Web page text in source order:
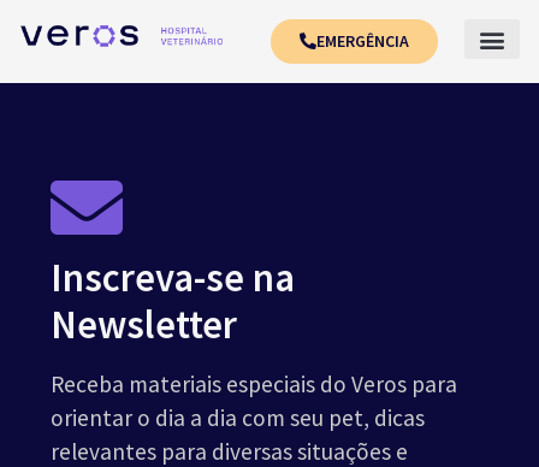
EMERGÊNCIA
Inscreva-se na
Newsletter
Receba materiais especiais do Veros para
orientar o dia a dia com seu pet, dicas
relevantes para diversas situações e